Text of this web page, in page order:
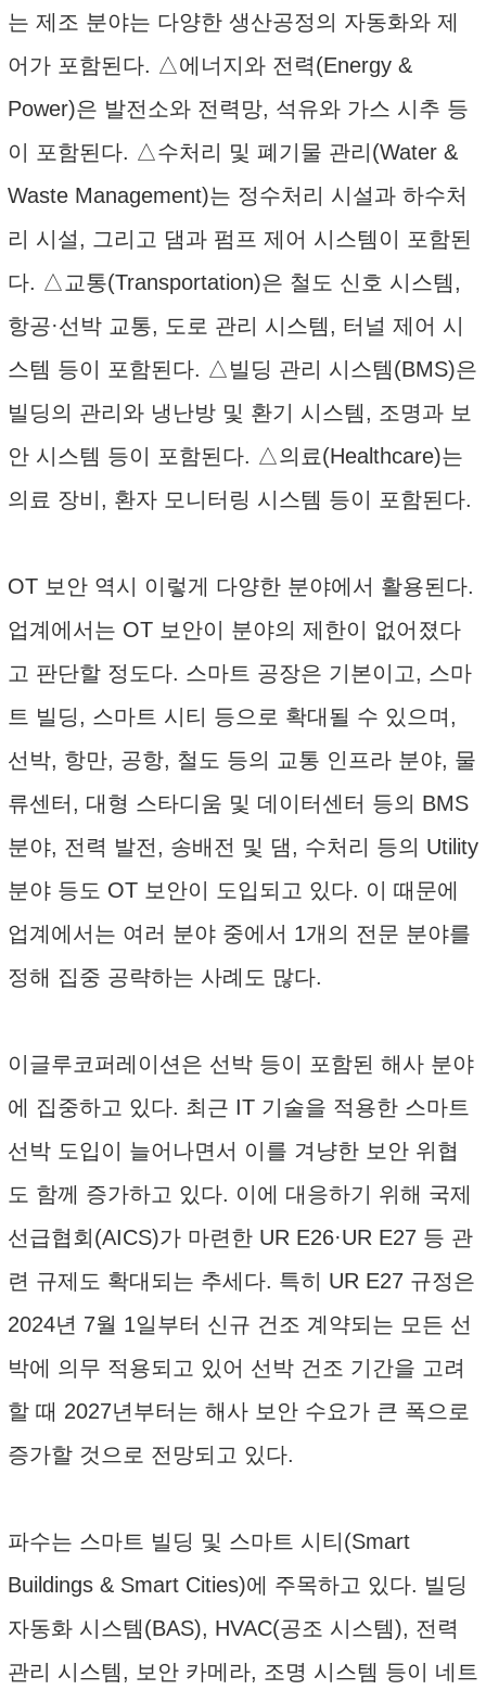
는 제조 분야는 다양한 생산공정의 자동화와 제
어가 포함된다. △에너지와 전력(Energy &
Power)은 발전소와 전력망, 석유와 가스 시추 등
이 포함된다. △수처리 및 폐기물 관리(Water &
Waste Management)는 정수처리 시설과 하수처
리 시설, 그리고 댐과 펌프 제어 시스템이 포함된
다. △교통(Transportation)은 철도 신호 시스템,
항공·선박 교통, 도로 관리 시스템, 터널 제어 시
스템 등이 포함된다. △빌딩 관리 시스템(BMS)은
빌딩의 관리와 냉난방 및 환기 시스템, 조명과 보
안 시스템 등이 포함된다. △의료(Healthcare)는
의료 장비, 환자 모니터링 시스템 등이 포함된다.
OT 보안 역시 이렇게 다양한 분야에서 활용된다.
업계에서는 OT 보안이 분야의 제한이 없어졌다
고 판단할 정도다. 스마트 공장은 기본이고, 스마
트 빌딩, 스마트 시티 등으로 확대될 수 있으며,
선박, 항만, 공항, 철도 등의 교통 인프라 분야, 물
류센터, 대형 스타디움 및 데이터센터 등의 BMS
분야, 전력 발전, 송배전 및 댐, 수처리 등의 Utility
분야 등도 OT 보안이 도입되고 있다. 이 때문에
업계에서는 여러 분야 중에서 1개의 전문 분야를
정해 집중 공략하는 사례도 많다.
이글루코퍼레이션은 선박 등이 포함된 해사 분야
에 집중하고 있다. 최근 IT 기술을 적용한 스마트
선박 도입이 늘어나면서 이를 겨냥한 보안 위협
도 함께 증가하고 있다. 이에 대응하기 위해 국제
선급협회(AICS)가 마련한 UR E26·UR E27 등 관
련 규제도 확대되는 추세다. 특히 UR E27 규정은
2024년 7월 1일부터 신규 건조 계약되는 모든 선
박에 의무 적용되고 있어 선박 건조 기간을 고려
할 때 2027년부터는 해사 보안 수요가 큰 폭으로
증가할 것으로 전망되고 있다.
파수는 스마트 빌딩 및 스마트 시티(Smart
Buildings & Smart Cities)에 주목하고 있다. 빌딩
자동화 시스템(BAS), HVAC(공조 시스템), 전력
관리 시스템, 보안 카메라, 조명 시스템 등이 네트